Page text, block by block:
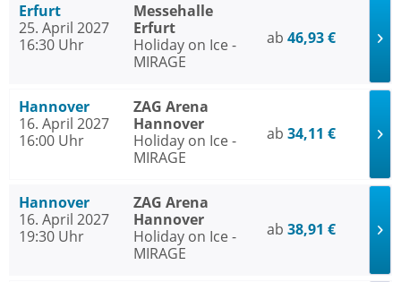
Erfurt
25. April 2027
16:30 Uhr
Messehalle
Erfurt
Holiday on Ice -
MIRAGE
ab 46,93 €
Hannover
16. April 2027
16:00 Uhr
ZAG Arena
Hannover
Holiday on Ice -
MIRAGE
ab 34,11 €
Hannover
16. April 2027
19:30 Uhr
ZAG Arena
Hannover
Holiday on Ice -
MIRAGE
ab 38,91 €